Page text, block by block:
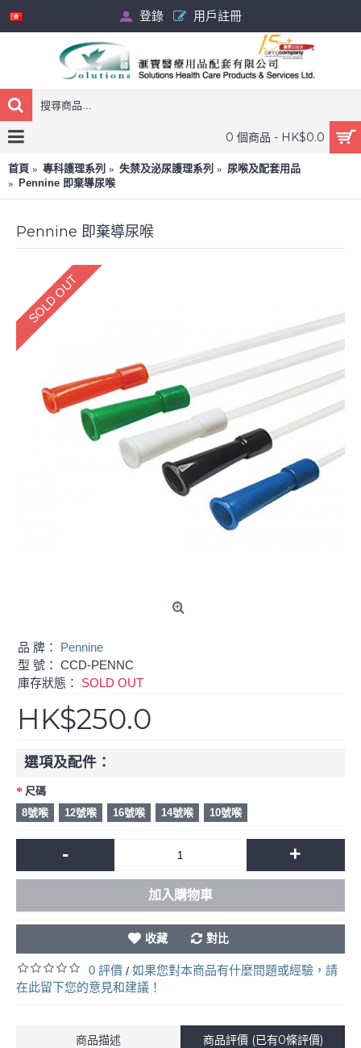
登錄 用戶註冊
0 個商品 - HK$0.0
首頁 專科護理系列 失禁及泌尿護理系列
尿喉及配套用品
Pennine 即棄導尿喉
Pennine 即棄導尿喉
SOLD OUT
品 牌： Pennine
型 號： CCD-PENNC
庫存狀態： SOLD OUT
HK$250.0
選項及配件：
尺碼
8號喉
12號喉 16號喉 14號喉 10號喉
- +
加入購物車
收藏 對比
0 評價 / 如果您對本商品有什麼問題或經驗，請
在此留下您的意見和建議！
商品描述 商品評價 (已有0條評價)